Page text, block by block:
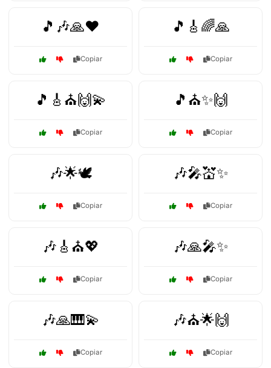
🎵🎶🙏❤️
Copiar
🎵🎸🌈🙏
Copiar
🎵🎸⛪🙌💫
Copiar
🎵⛪✨🙌
Copiar
🎶🌟🕊️
Copiar
🎶🎤💒✨
Copiar
🎶🎸⛪💖
Copiar
🎶🙏🎤✨
Copiar
🎶🙏🎹💫
Copiar
🎶⛪🌟🙌
Copiar